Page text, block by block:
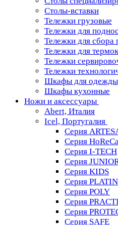
Столы-вставки
Тележки грузовые
Тележки для
Тележки для сбора
Тележки для
Тележки
Тележки
Шкафы для одежды
Шкафы кухонные
Ножи и аксессуары
Abert, Италия
Icel, Португалия
Серия
Серия
Серия I-TECH
Серия
Серия KIDS
Серия
Серия POLY
Серия
Серия
Серия SAFE